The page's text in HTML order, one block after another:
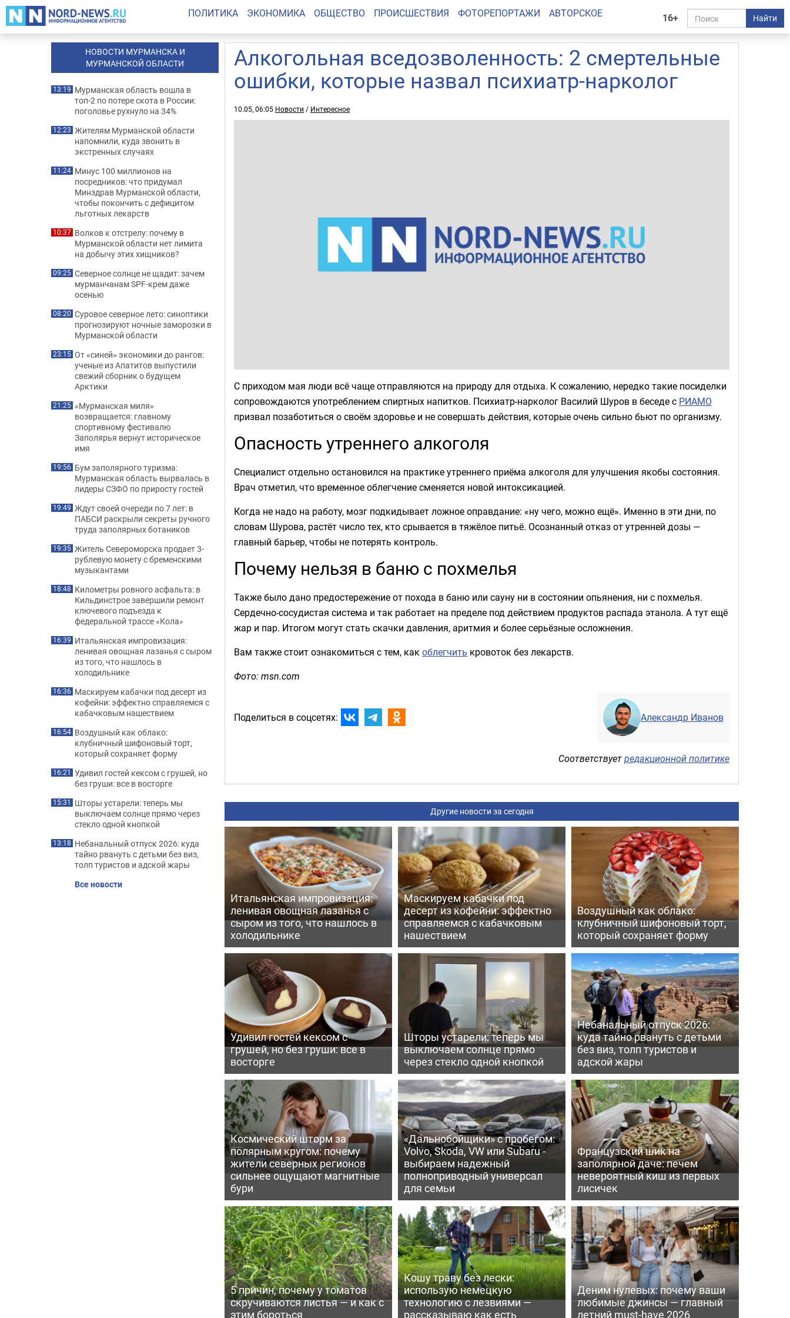
16+ Найти
ПОЛИТИКА ЭКОНОМИКА ОБЩЕСТВО ПРОИСШЕСТВИЯ ФОТОРЕПОРТАЖИ АВТОРСКОЕ
Алкогольная вседозволенность: 2 смертельные
ошибки, которые назвал психиатр-нарколог
10.05, 06:05 Новости / Интересное
С приходом мая люди всё чаще отправляются на природу для отдыха. К сожалению, нередко такие посиделки
сопровождаются употреблением спиртных напитков. Психиатр-нарколог Василий Шуров в беседе с РИАМО
призвал позаботиться о своём здоровье и не совершать действия, которые очень сильно бьют по организму.
Опасность утреннего алкоголя
Специалист отдельно остановился на практике утреннего приёма алкоголя для улучшения якобы состояния.
Врач отметил, что временное облегчение сменяется новой интоксикацией.
Когда не надо на работу, мозг подкидывает ложное оправдание: «ну чего, можно ещё». Именно в эти дни, по
словам Шурова, растёт число тех, кто срывается в тяжёлое питьё. Осознанный отказ от утренней дозы —
главный барьер, чтобы не потерять контроль.
Почему нельзя в баню с похмелья
Также было дано предостережение от похода в баню или сауну ни в состоянии опьянения, ни с похмелья.
Сердечно-сосудистая система и так работает на пределе под действием продуктов распада этанола. А тут ещё
жар и пар. Итогом могут стать скачки давления, аритмия и более серьёзные осложнения.
Вам также стоит ознакомиться с тем, какоблегчить кровоток без лекарств.
Фото: msn.com
Поделиться в соцсетях: Александр Иванов
Соответствуетредакционной политике
Другие новости за сегодня
Итальянская импровизация:
ленивая овощная лазанья с
сыром из того, что нашлось в
холодильнике
Маскируем кабачки под
десерт из кофейни: эффектно
справляемся с кабачковым
нашествием
Воздушный как облако:
клубничный шифоновый торт,
который сохраняет форму
Удивил гостей кексом с
грушей, но без груши: все в
восторге
Шторы устарели: теперь мы
выключаем солнце прямо
через стекло одной кнопкой
Небанальный отпуск 2026:
куда тайно рвануть с детьми
без виз, толп туристов и
адской жары
Космический шторм за
полярным кругом: почему
жители северных регионов
сильнее ощущают магнитные
бури
«Дальнобойщики» с пробегом:
Volvo, Skoda, VW или Subaru -
выбираем надежный
полноприводный универсал
для семьи
Французский шик на
заполярной даче: печем
невероятный киш из первых
лисичек
5 причин, почему у томатов
скручиваются листья — и как с
этим бороться
Кошу траву без лески:
использую немецкую
технологию с лезвиями —
рассказываю как есть
Деним нулевых: почему ваши
любимые джинсы — главный
летний must-have 2026
НОВОСТИ МУРМАНСКА И
МУРМАНСКОЙ ОБЛАСТИ
13:19 Мурманская область вошла в
топ-2 по потере скота в России:
поголовье рухнуло на 34%
12:23 Жителям Мурманской области
напомнили, куда звонить в
экстренных случаях
11:24 Минус 100 миллионов на
посредников: что придумал
Минздрав Мурманской области,
чтобы покончить с дефицитом
льготных лекарств
10:37 Волков к отстрелу: почему в
Мурманской области нет лимита
на добычу этих хищников?
09:25 Северное солнце не щадит: зачем
мурманчанам SPF-крем даже
осенью
08:20 Суровое северное лето: синоптики
прогнозируют ночные заморозки в
Мурманской области
23:15 От «синей» экономики до рангов:
ученые из Апатитов выпустили
свежий сборник о будущем
Арктики
21:25 «Мурманская миля»
возвращается: главному
спортивному фестивалю
Заполярья вернут историческое
имя
19:56 Бум заполярного туризма:
Мурманская область вырвалась в
лидеры СЗФО по приросту гостей
19:49 Ждут своей очереди по 7 лет: в
ПАБСИ раскрыли секреты ручного
труда заполярных ботаников
19:35 Житель Североморска продает 3-
рублевую монету с бременскими
музыкантами
18:48 Километры ровного асфальта: в
Кильдинстрое завершили ремонт
ключевого подъезда к
федеральной трассе «Кола»
16:39 Итальянская импровизация:
ленивая овощная лазанья с сыром
из того, что нашлось в
холодильнике
16:36 Маскируем кабачки под десерт из
кофейни: эффектно справляемся с
кабачковым нашествием
16:54 Воздушный как облако:
клубничный шифоновый торт,
который сохраняет форму
16:21 Удивил гостей кексом с грушей, но
без груши: все в восторге
15:31 Шторы устарели: теперь мы
выключаем солнце прямо через
стекло одной кнопкой
13:18 Небанальный отпуск 2026: куда
тайно рвануть с детьми без виз,
толп туристов и адской жары
Все новости